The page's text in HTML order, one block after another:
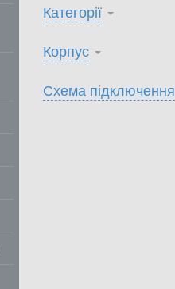
Категорії
Корпус
Схема підключення